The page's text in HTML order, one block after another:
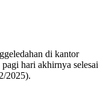
di kantor
hari akhirnya selesai
2025).